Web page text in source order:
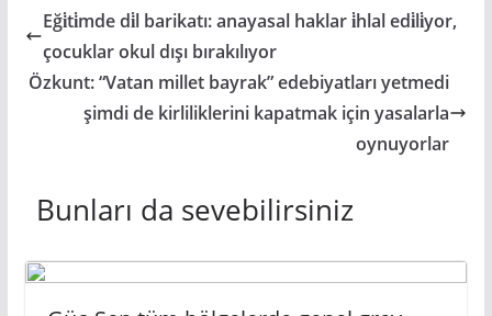
Eği̇ti̇mde di̇l barikatı: anayasal haklar i̇hlal edi̇li̇yor,
çocuklar okul dışı bırakılıyor
Özkunt: “Vatan millet bayrak” edebiyatları yetmedi
şimdi de kirliliklerini kapatmak için yasalarla
oynuyorlar
Bunları da sevebilirsiniz